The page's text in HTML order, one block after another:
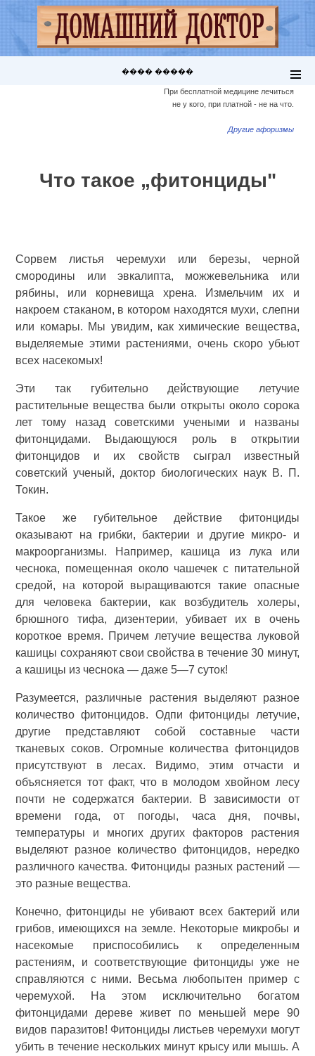
���� �����
При бесплатной медицине лечиться
не у кого, при платной - не на что.
Другие афоризмы
Что такое „фитонциды"
Сорвем листья черемухи или березы, черной
смородины или эвкалипта, можжевельника или
рябины, или корневища хрена. Измельчим их и
накроем стаканом, в котором находятся мухи, слепни
или комары. Мы увидим, как химические вещества,
выделяемые этими растениями, очень скоро убьют
всех насекомых!
Эти так губительно действующие летучие
растительные вещества были открыты около сорока
лет тому назад советскими учеными и названы
фитонцидами. Выдающуюся роль в открытии
фитонцидов и их свойств сыграл известный
советский ученый, доктор биологических наук В. П.
Токин.
Такое же губительное действие фитонциды
оказывают на грибки, бактерии и другие микро- и
макроорганизмы. Например, кашица из лука или
чеснока, помещенная около чашечек с питательной
средой, на которой выращиваются такие опасные
для человека бактерии, как возбудитель холеры,
брюшного тифа, дизентерии, убивает их в очень
короткое время. Причем летучие вещества луковой
кашицы сохраняют свои свойства в течение 30 минут,
а кашицы из чеснока — даже 5—7 суток!
Разумеется, различные растения выделяют разное
количество фитонцидов. Одпи фитонциды летучие,
другие представляют собой составные части
тканевых соков. Огромные количества фитонцидов
присутствуют в лесах. Видимо, этим отчасти и
объясняется тот факт, что в молодом хвойном лесу
почти не содержатся бактерии. В зависимости от
времени года, от погоды, часа дня, почвы,
температуры и многих других факторов растения
выделяют разное количество фитонцидов, нередко
различного качества. Фитонциды разных растений —
это разные вещества.
Конечно, фитонциды не убивают всех бактерий или
грибов, имеющихся на земле. Некоторые микробы и
насекомые приспособились к определенным
растениям, и соответствующие фитонциды уже не
справляются с ними. Весьма любопытен пример с
черемухой. На этом исключительно богатом
фитонцидами дереве живет по меньшей мере 90
видов паразитов! Фитонциды листьев черемухи могут
убить в течение нескольких минут крысу или мышь. А